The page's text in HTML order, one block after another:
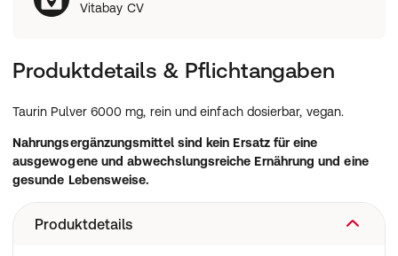
Vitabay CV
Produktdetails & Pflichtangaben
Taurin Pulver 6000 mg, rein und einfach dosierbar, vegan.
Nahrungsergänzungsmittel sind kein Ersatz für eine
ausgewogene und abwechslungsreiche Ernährung und eine
gesunde Lebensweise.
Produktdetails